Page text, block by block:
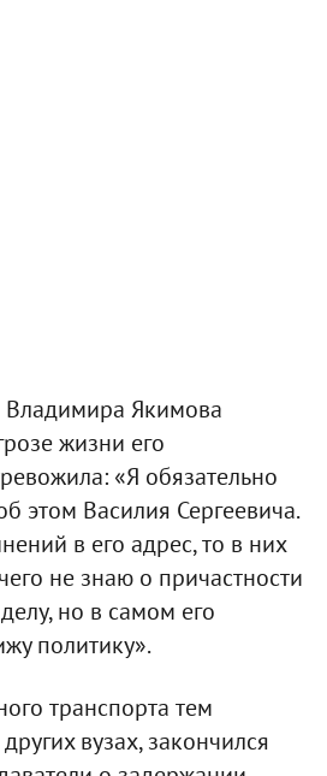
Владимира Якимова
жизни его
«Я обязательно
этом Василия Сергеевича.
в его адрес, то в них
не знаю о причастности
но в самом его
политику».
транспорта тем
вузах, закончился